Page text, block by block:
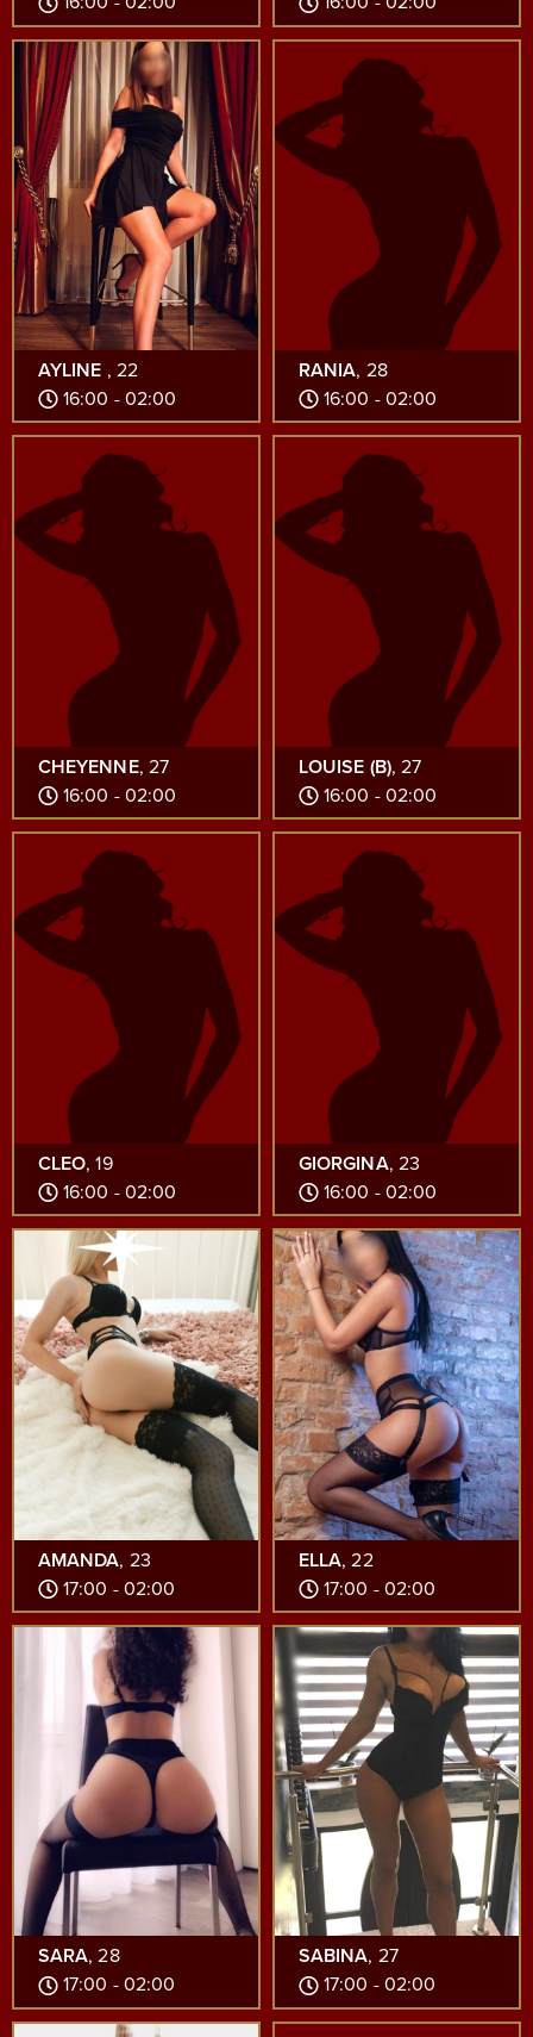
AYLINE , 22
16:00 - 02:00
RANIA, 28
16:00 - 02:00
CHEYENNE, 27
16:00 - 02:00
LOUISE (B), 27
16:00 - 02:00
CLEO, 19
16:00 - 02:00
GIORGINA, 23
16:00 - 02:00
AMANDA, 23
17:00 - 02:00
ELLA, 22
17:00 - 02:00
SARA, 28
17:00 - 02:00
SABINA, 27
17:00 - 02:00